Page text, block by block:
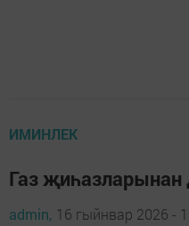
ИМИНЛЕК
Газ
admin, 16 гыйнвар 2026 -